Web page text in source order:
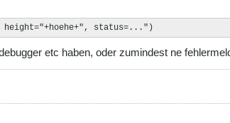
status=...")
etc haben, oder zumindest ne